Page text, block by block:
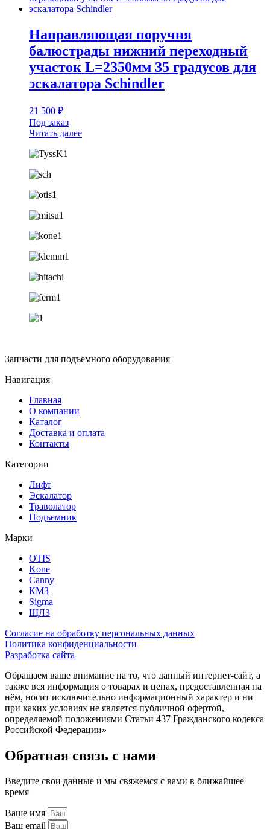
Направляющая поручня
балюстрады нижний переходный
участок L=2350мм 35 градусов для
эскалатора Schindler
21 500 ₽
Под заказ
Читать далее
Запчасти для подъемного оборудования
Навигация
Главная
О компании
Каталог
Доставка и оплата
Контакты
Категории
Лифт
Эскалатор
Траволатор
Подъемник
Марки
OTIS
Kone
Canny
КМЗ
Sigma
ЩЛЗ
Согласие на обработку персональных данных
Политика конфиденциальности
Разработка сайта
Обращаем ваше внимание на то, что данный интернет-сайт, а
также вся информация о товарах и ценах, предоставленная на
нём, носит исключительно информационный характер и ни
при каких условиях не является публичной офертой,
определяемой положениями Статьи 437 Гражданского кодекса
Российской Федерации»
Обратная связь с нами
Введите свои данные и мы свяжемся с вами в ближайшее
время
Ваше имя
Ваш email